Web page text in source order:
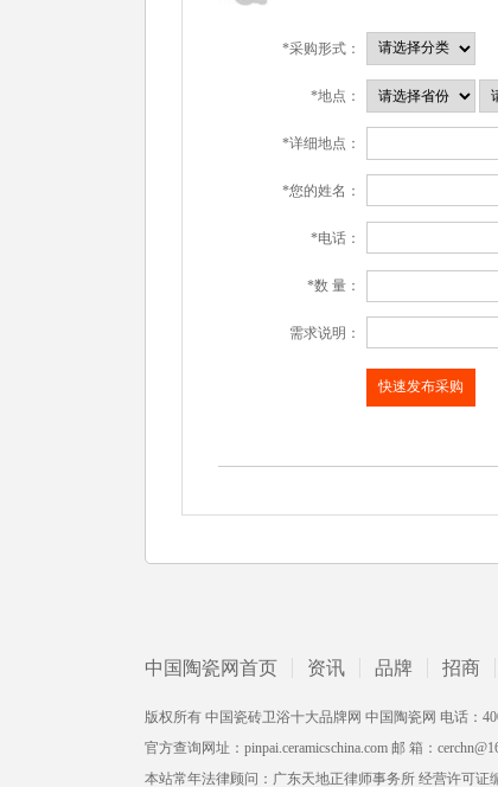
*采购形式：
*地点：
*详细地点：
*您的姓名：
*电话：
*数 量：
需求说明：
中国陶瓷网首页 资讯 品牌 招商
版权所有 中国瓷砖卫浴十大品牌网 中国陶瓷网 电话：
官方查询网址：pinpai.ceramicschina.com 邮 箱：
本站常年法律顾问：广东天地正律师事务所 经营许可证